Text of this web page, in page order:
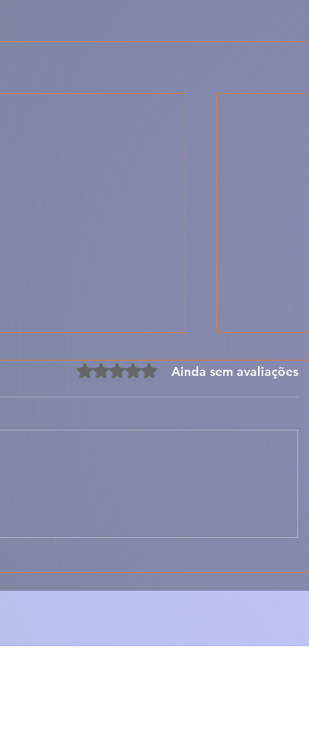
Português 🇵🇹
Avaliado com 0 de 5 estrelas.
Ainda sem avaliações